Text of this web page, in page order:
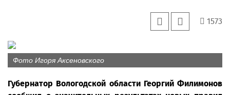
1573
Фото Игоря Аксеновского
Губернатор Вологодской области Георгий Филимонов